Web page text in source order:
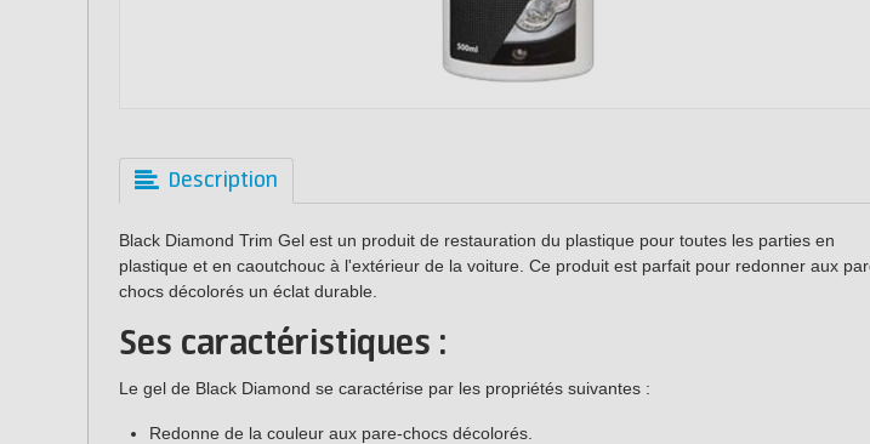
Description
Black Diamond Trim Gel est un produit de restauration du plastique pour toutes les parties en
plastique et en caoutchouc à l'extérieur de la voiture. Ce produit est parfait pour redonner aux
chocs décolorés un éclat durable.
Ses caractéristiques :
Le gel de Black Diamond se caractérise par les propriétés suivantes :
Redonne de la couleur aux pare-chocs décolorés.